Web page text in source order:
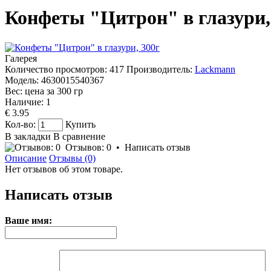
Конфеты "Цитрон" в глазури,
Галерея
Количество просмотров: 417 Производитель: Lackmann
Модель: 4630015540367
Вес: цена за 300 гр
Наличие: 1
€ 3.95
Кол-во:
Купить
В закладки В сравнение
Отзывов: 0 • Написать отзыв
Описание Отзывы (0)
Нет отзывов об этом товаре.
Написать отзыв
Ваше имя: